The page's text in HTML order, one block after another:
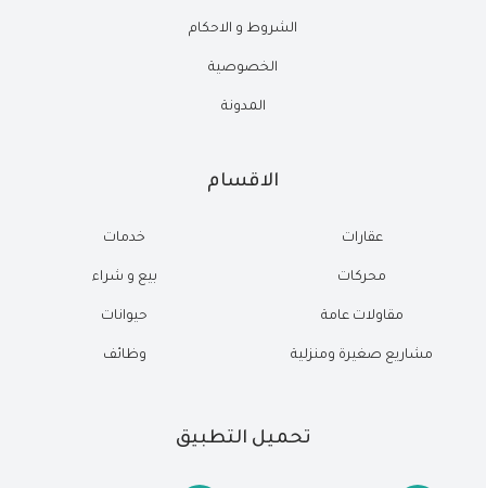
الشروط و الاحكام
الخصوصية
المدونة
الاقسام
عقارات
محركات
مقاولات عامة
مشاريع صغيرة ومنزلية
خدمات
بيع و شراء
حيوانات
وظائف
تحميل التطبيق